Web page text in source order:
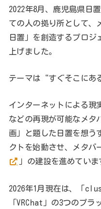
2022年8月、鹿児島県日
ての人の拠り所として、
日置」を創造するプロジ
上げました。
テーマは“すぐそこにあ
インターネットによる現
などの再現が可能なメタ
画」と題した日置を想う
クトを始動させ、メタバ
」の建設を進めていま
2026年1月現在は、「
「VRChat」の3つのプ